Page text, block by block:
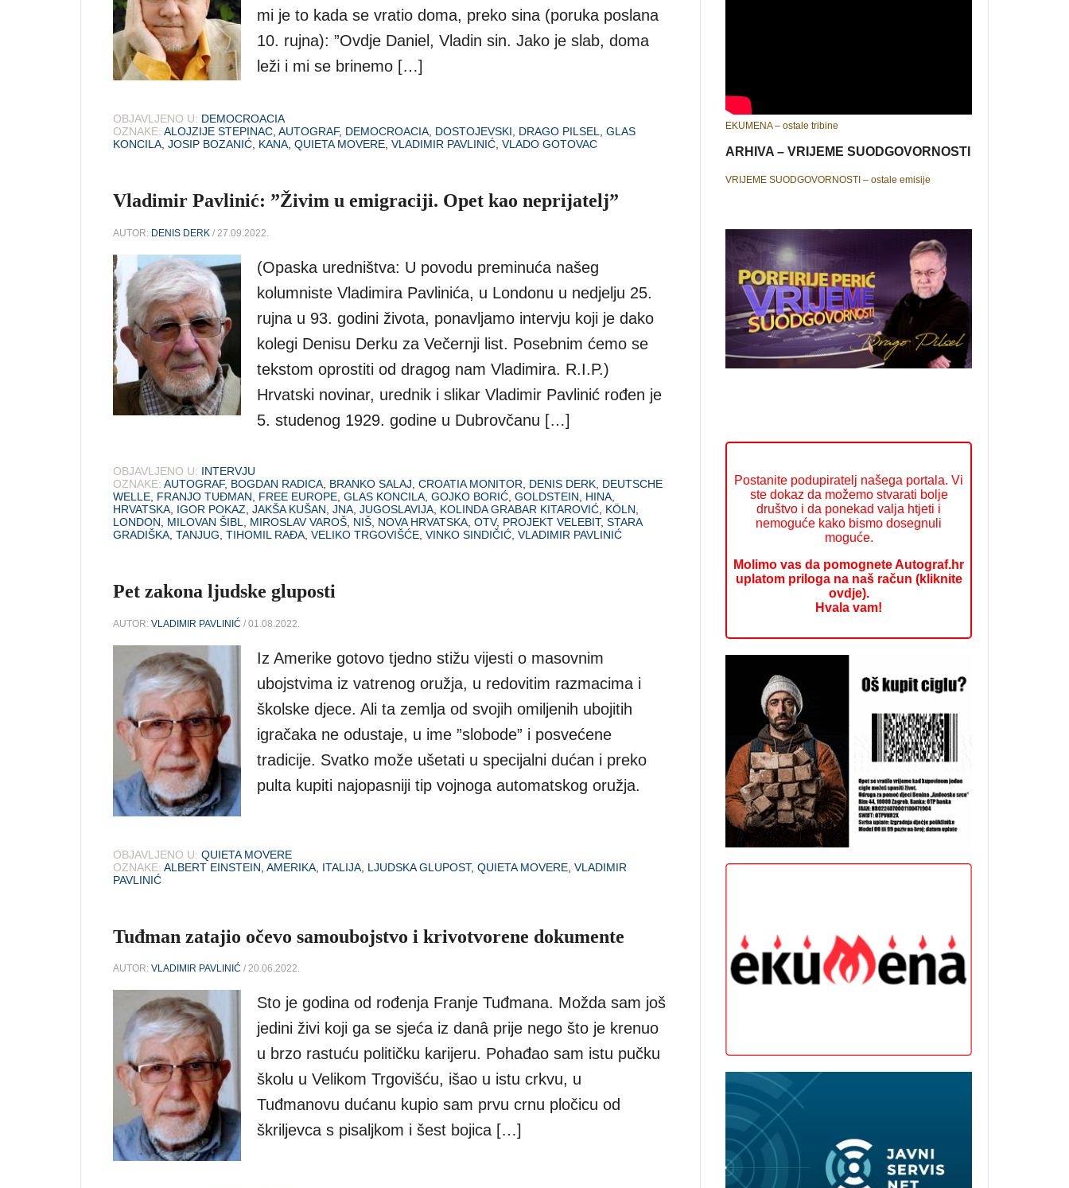
mi je to kada se vratio doma, preko sina (poruka poslana
10. rujna): ”Ovdje Daniel, Vladin sin. Jako je slab, doma
leži i mi se brinemo […]
OBJAVLJENO U: DEMOCROACIA
OZNAKE: ALOJZIJE STEPINAC, AUTOGRAF, DEMOCROACIA, DOSTOJEVSKI, DRAGO PILSEL, GLAS
KONCILA, JOSIP BOZANIĆ, KANA, QUIETA MOVERE, VLADIMIR PAVLINIĆ, VLADO GOTOVAC
Vladimir Pavlinić: ”Živim u emigraciji. Opet kao neprijatelj”
AUTOR: DENIS DERK / 27.09.2022.
(Opaska uredništva: U povodu preminuća našeg
kolumniste Vladimira Pavlinića, u Londonu u nedjelju 25.
rujna u 93. godini života, ponavljamo intervju koji je dako
kolegi Denisu Derku za Večernji list. Posebnim ćemo se
tekstom oprostiti od dragog nam Vladimira. R.I.P.)
Hrvatski novinar, urednik i slikar Vladimir Pavlinić rođen je
5. studenog 1929. godine u Dubrovčanu […]
OBJAVLJENO U: INTERVJU
OZNAKE: AUTOGRAF, BOGDAN RADICA, BRANKO SALAJ, CROATIA MONITOR, DENIS DERK, DEUTSCHE
WELLE, FRANJO TUĐMAN, FREE EUROPE, GLAS KONCILA, GOJKO BORIĆ, GOLDSTEIN, HINA,
HRVATSKA, IGOR POKAZ, JAKŠA KUŠAN, JNA, JUGOSLAVIJA, KOLINDA GRABAR KITAROVIĆ, KÖLN,
LONDON, MILOVAN ŠIBL, MIROSLAV VAROŠ, NIŠ, NOVA HRVATSKA, OTV, PROJEKT VELEBIT, STARA
GRADIŠKA, TANJUG, TIHOMIL RAĐA, VELIKO TRGOVIŠĆE, VINKO SINDIČIĆ, VLADIMIR PAVLINIĆ
Pet zakona ljudske gluposti
AUTOR: VLADIMIR PAVLINIĆ / 01.08.2022.
Iz Amerike gotovo tjedno stižu vijesti o masovnim
ubojstvima iz vatrenog oružja, u redovitim razmacima i
školske djece. Ali ta zemlja od svojih omiljenih ubojitih
igračaka ne odustaje, u ime ”slobode” i posvećene
tradicije. Svatko može ušetati u specijalni dućan i preko
pulta kupiti najopasniji tip vojnoga automatskog oružja.
OBJAVLJENO U: QUIETA MOVERE
OZNAKE: ALBERT EINSTEIN AMERIKA ITALIJA LJUDSKA GLUPOST, QUIETA MOVERE VLADIMIR
PAVLINIĆ
Tuđman zatajio očevo samoubojstvo i krivotvorene dokumente
AUTOR: VLADIMIR PAVLINIĆ / 20.06.2022.
Sto je godina od rođenja Franje Tuđmana. Možda sam još
jedini živi koji ga se sjeća iz danâ prije nego što je krenuo
u brzo rastuću političku karijeru. Pohađao sam istu pučku
školu u Velikom Trgovišću, išao u istu crkvu, u
Tuđmanovu dućanu kupio sam prvu crnu pločicu od
škriljevca s pisaljkom i šest bojica […]
EKUMENA – ostale tribine
ARHIVA – VRIJEME SUODGOVORNOSTI
VRIJEME SUODGOVORNOSTI – ostale emisije
Postanite podupiratelj našega portala. Vi
ste dokaz da možemo stvarati bolje
društvo i da ponekad valja htjeti i
nemoguće kako bismo dosegnuli
moguće.
Molimo vas da pomognete Autograf.hr
uplatom priloga na naš račun (kliknite
ovdje).
Hvala vam!